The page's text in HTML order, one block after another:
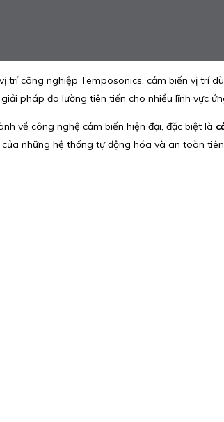
công nghiệp Temposonics, cảm biến vị trí
pháp đo lường tiên tiến cho nhiều lĩnh vực
về công nghệ cảm biến hiện đại, đặc biệt là
những hệ thống tự động hóa và an toàn